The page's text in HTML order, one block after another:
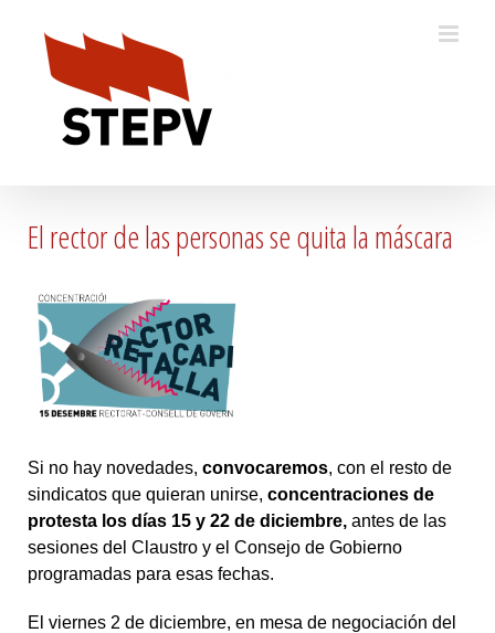
content
El rector de las personas se quita la máscara
Si no hay novedades, convocaremos, con el resto de
sindicatos que quieran unirse, concentraciones de
protesta los días 15 y 22 de diciembre, antes de las
sesiones del Claustro y el Consejo de Gobierno
programadas para esas fechas.
El viernes 2 de diciembre, en mesa de negociación del